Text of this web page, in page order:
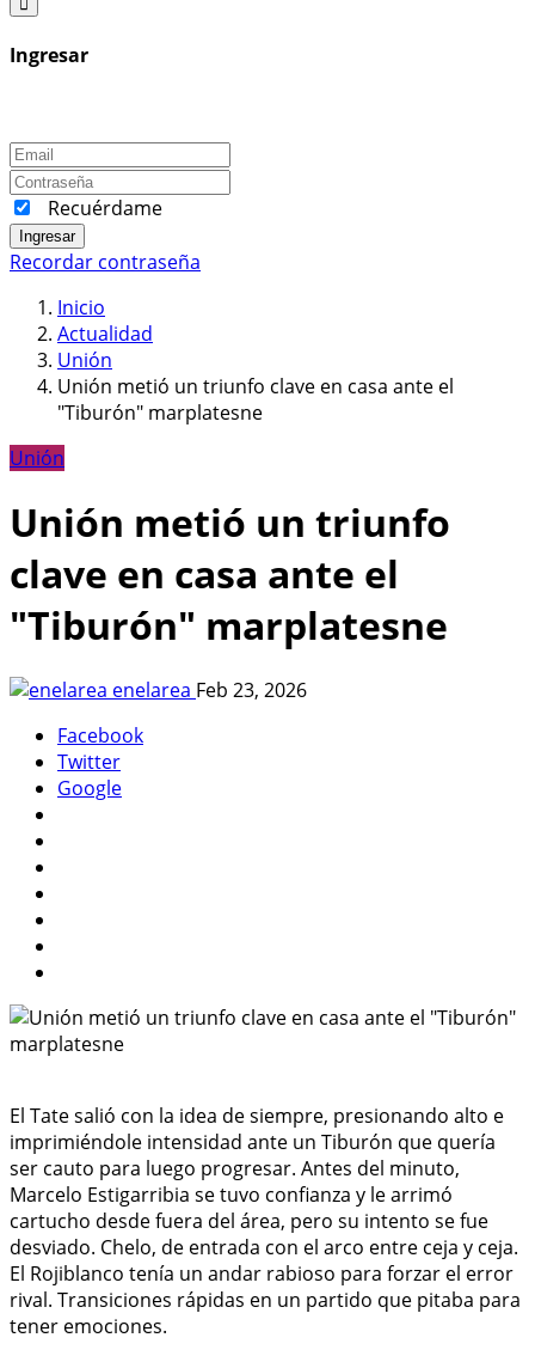
Ingresar
Recuérdame
Ingresar
Recordar contraseña
Inicio
Actualidad
Unión
Unión metió un triunfo clave en casa ante el
"Tiburón" marplatesne
Unión
Unión metió un triunfo
clave en casa ante el
"Tiburón" marplatesne
enelarea Feb 23, 2026
Facebook
Twitter
Google
El Tate salió con la idea de siempre, presionando alto e
imprimiéndole intensidad ante un Tiburón que quería
ser cauto para luego progresar. Antes del minuto,
Marcelo Estigarribia se tuvo confianza y le arrimó
cartucho desde fuera del área, pero su intento se fue
desviado. Chelo, de entrada con el arco entre ceja y ceja.
El Rojiblanco tenía un andar rabioso para forzar el error
rival. Transiciones rápidas en un partido que pitaba para
tener emociones.